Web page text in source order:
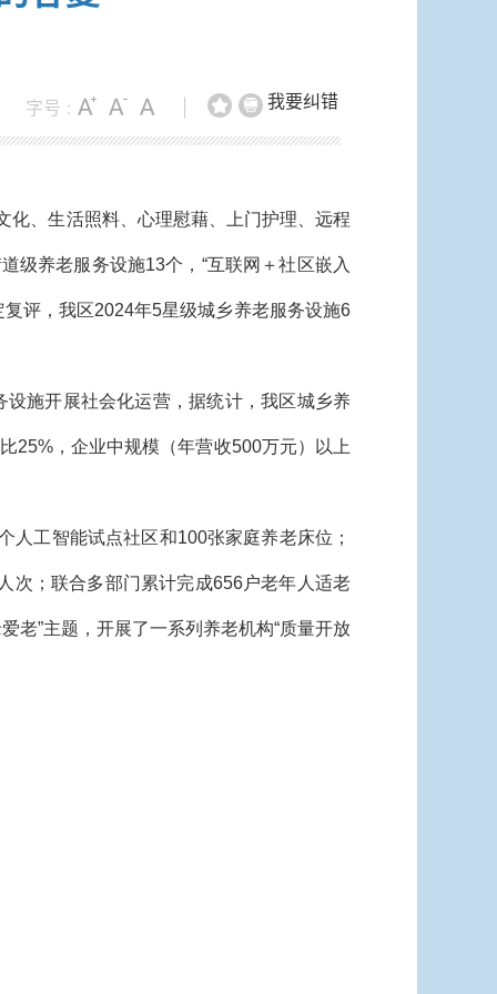
我要纠错
字号 :
化、生活照料、心理慰藉、上门护理、远程
级养老服务设施13个，“互联网＋社区嵌入
评，我区2024年5星级城乡养老服务设施6
施开展社会化运营，据统计，我区城乡养
25%，企业中规模（年营收500万元）以上
工智能试点社区和100张家庭养老床位；
次；联合多部门累计完成656户老年人适老
老”主题，开展了一系列养老机构“质量开放